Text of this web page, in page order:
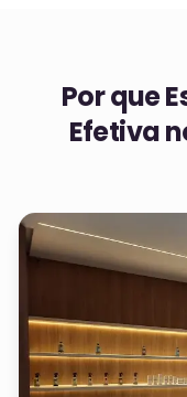
Por que
Efetiva